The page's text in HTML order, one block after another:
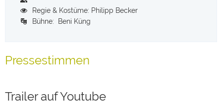
Regie & Kostüme: Philipp Becker
Bühne: Beni Küng
Pressestimmen
Trailer auf Youtube